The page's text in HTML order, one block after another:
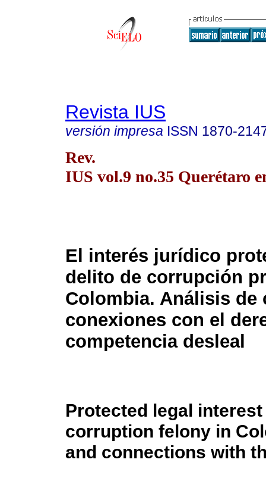
Revista IUS
versión impresa ISSN 1870-
Rev.
IUS vol.9 no.35 Querétaro
El interés jurídico
delito de corrupción
Colombia. Análisis de
conexiones con el
competencia desleal
Protected legal
corruption felony in
and connections with